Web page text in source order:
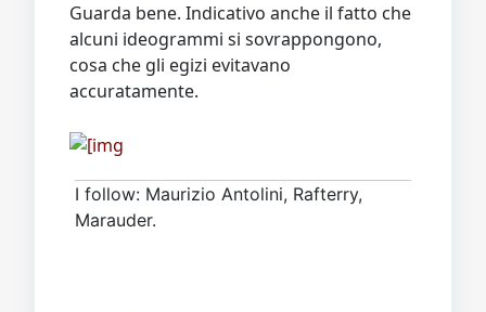
Guarda bene. Indicativo anche il fatto che
alcuni ideogrammi si sovrappongono,
cosa che gli egizi evitavano
accuratamente.
I follow: Maurizio Antolini, Rafterry,
Marauder.